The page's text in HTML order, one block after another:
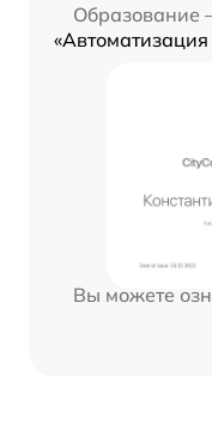
Образование
«Автоматизация
Вы можете